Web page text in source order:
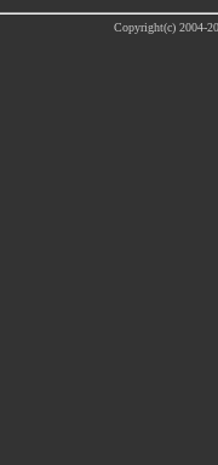
Copyright(c) 2004-